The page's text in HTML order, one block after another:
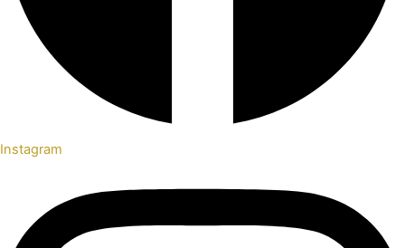
Instagram